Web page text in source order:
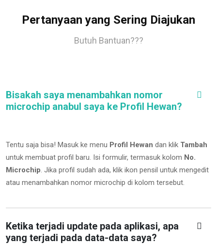
Pertanyaan yang Sering Diajukan
Butuh Bantuan???
Bisakah saya menambahkan nomor
microchip anabul saya ke Profil Hewan?
Tentu saja bisa! Masuk ke menu Profil Hewan dan klik Tambah
untuk membuat profil baru. Isi formulir, termasuk kolom No.
Microchip. Jika profil sudah ada, klik ikon pensil untuk mengedit
atau menambahkan nomor microchip di kolom tersebut.
Ketika terjadi update pada aplikasi, apa
yang terjadi pada data-data saya?